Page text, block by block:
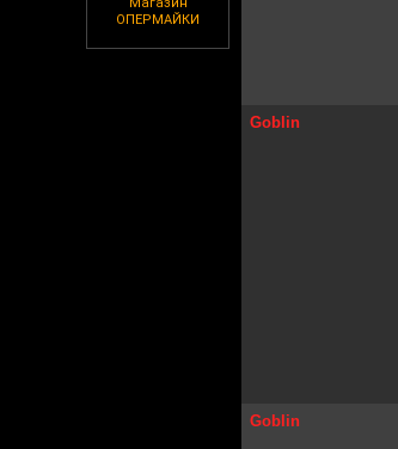
ОПЕРМАЙКИ
Goblin
Goblin